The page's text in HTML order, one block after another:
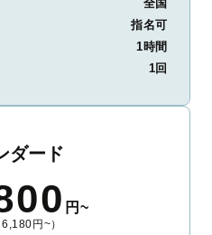
全国
指名可
1時間
1回
ダード
円~
円~）